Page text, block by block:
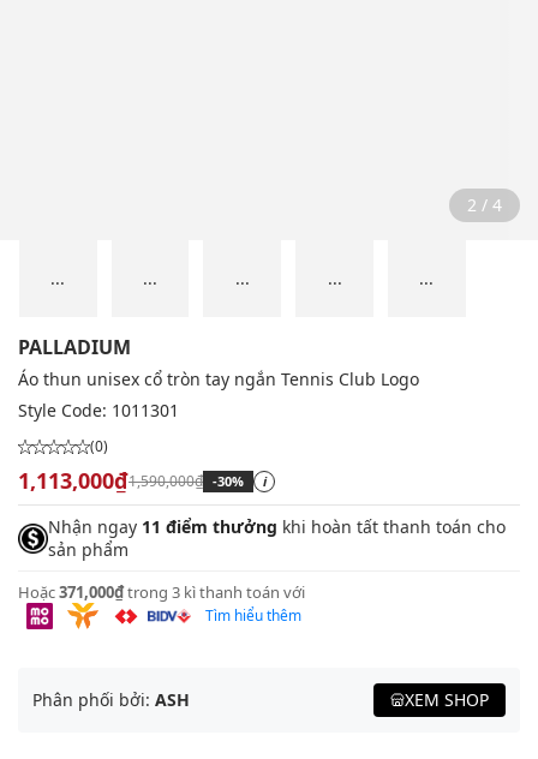
2 / 4
... ... ... ... ...
PALLADIUM
Áo thun unisex cổ tròn tay ngắn Tennis Club Logo
Style Code: 1011301
(0)
1,113,000₫1,590,000₫ -30% i
Nhận ngay 11 điểm thưởng khi hoàn tất thanh toán cho
sản phẩm
Hoặc371,000₫trong 3 kì thanh toán với
Tìm hiểu thêm
Phân phối bởi: ASH XEM SHOP